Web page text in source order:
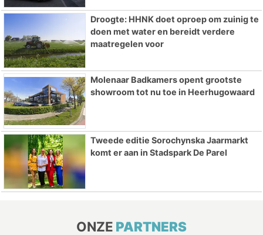
Droogte: HHNK doet oproep om zuinig te
doen met water en bereidt verdere
maatregelen voor
Molenaar Badkamers opent grootste
showroom tot nu toe in Heerhugowaard
Tweede editie Sorochynska Jaarmarkt
komt er aan in Stadspark De Parel
ONZE PARTNERS